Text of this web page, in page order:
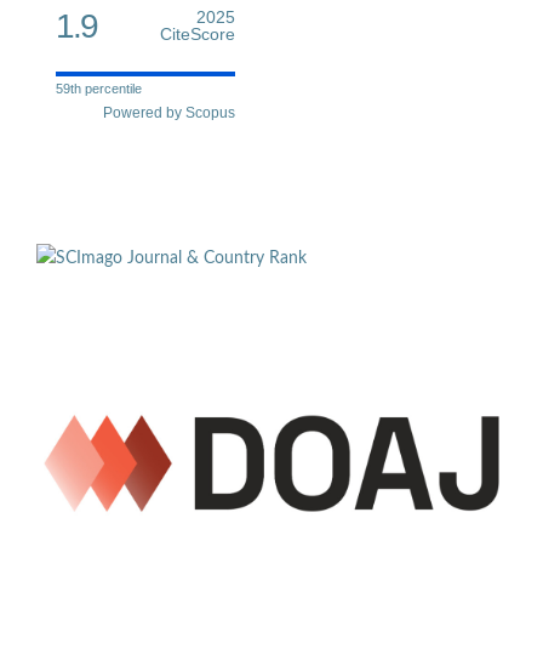
1.9
2025
CiteScore
59th percentile
Powered by Scopus